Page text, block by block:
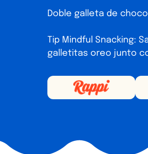
Doble galleta de
Tip Mindful Snacking:
galletitas oreo junto